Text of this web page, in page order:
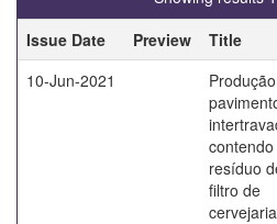
Issue Date
Preview Title
10-Jun-2021
contendo
resíduo
filtro de
cervejaria